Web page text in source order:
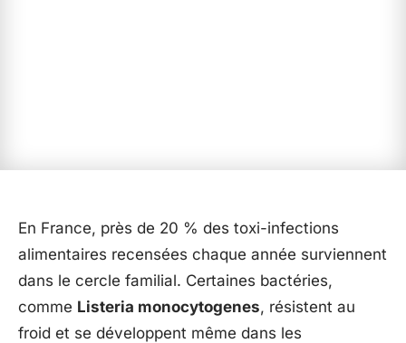
En France, près de 20 % des toxi-infections
alimentaires recensées chaque année surviennent
dans le cercle familial. Certaines bactéries,
comme Listeria monocytogenes, résistent au
froid et se développent même dans les